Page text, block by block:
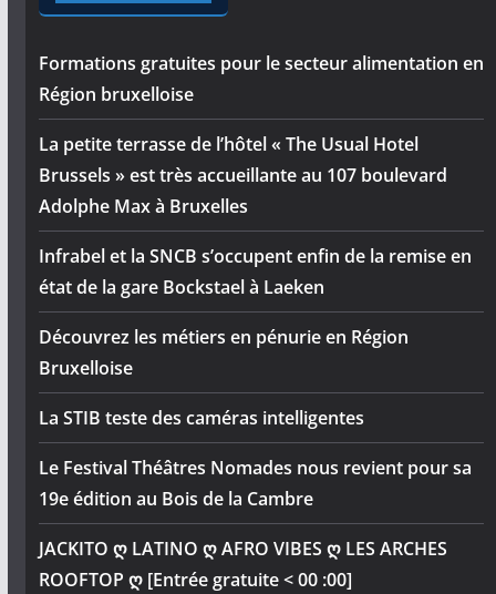
Formations gratuites pour le secteur alimentation en
Région bruxelloise
La petite terrasse de l’hôtel « The Usual Hotel
Brussels » est très accueillante au 107 boulevard
Adolphe Max à Bruxelles
Infrabel et la SNCB s’occupent enfin de la remise en
état de la gare Bockstael à Laeken
Découvrez les métiers en pénurie en Région
Bruxelloise
La STIB teste des caméras intelligentes
Le Festival Théâtres Nomades nous revient pour sa
19e édition au Bois de la Cambre
JACKITO ღ LATINO ღ AFRO VIBES ღ LES ARCHES
ROOFTOP ღ [Entrée gratuite < 00 :00]